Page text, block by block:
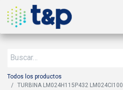
Todos los productos
TURBINA LM024H115P432